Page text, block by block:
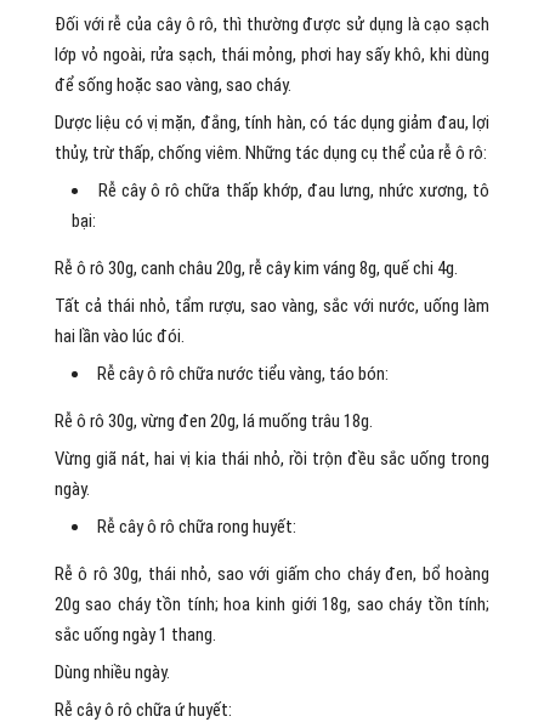
Đối với rễ của cây ô rô, thì thường được sử dụng là cạo sạch
lớp vỏ ngoài, rửa sạch, thái mỏng, phơi hay sấy khô, khi dùng
để sống hoặc sao vàng, sao cháy.
Dược liệu có vị mặn, đắng, tính hàn, có tác dụng giảm đau, lợi
thủy, trừ thấp, chống viêm. Những tác dụng cụ thể của rễ ô rô:
Rễ cây ô rô chữa thấp khớp, đau lưng, nhức xương, tô
bại:
Rễ ô rô 30g, canh châu 20g, rễ cây kim váng 8g, quế chi 4g.
Tất cả thái nhỏ, tẩm rượu, sao vàng, sắc với nước, uống làm
hai lần vào lúc đói.
Rễ cây ô rô chữa nước tiểu vàng, táo bón:
Rễ ô rô 30g, vừng đen 20g, lá muống trâu 18g.
Vừng giã nát, hai vị kia thái nhỏ, rồi trộn đều sắc uống trong
ngày.
Rễ cây ô rô chữa rong huyết:
Rễ ô rô 30g, thái nhỏ, sao với giấm cho cháy đen, bổ hoàng
20g sao cháy tồn tính; hoa kinh giới 18g, sao cháy tồn tính;
sắc uống ngày 1 thang.
Dùng nhiều ngày.
Rễ cây ô rô chữa ứ huyết: